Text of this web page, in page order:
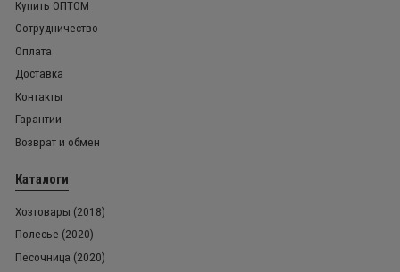
Купить ОПТОМ
Сотрудничество
Оплата
Доставка
Контакты
Гарантии
Возврат и обмен
Каталоги
Хозтовары (2018)
Полесье (2020)
Песочница (2020)